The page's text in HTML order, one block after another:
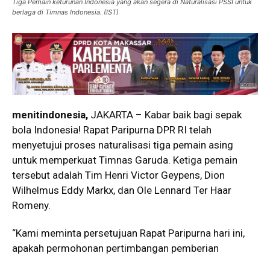
berlaga di Timnas Indonesia. (IST)
menitindonesia, JAKARTA – Kabar baik bagi sepak
bola Indonesia! Rapat Paripurna DPR RI telah
menyetujui proses naturalisasi tiga pemain asing
untuk memperkuat Timnas Garuda. Ketiga pemain
tersebut adalah Tim Henri Victor Geypens, Dion
Wilhelmus Eddy Markx, dan Ole Lennard Ter Haar
Romeny.
“Kami meminta persetujuan Rapat Paripurna hari ini,
apakah permohonan pertimbangan pemberian